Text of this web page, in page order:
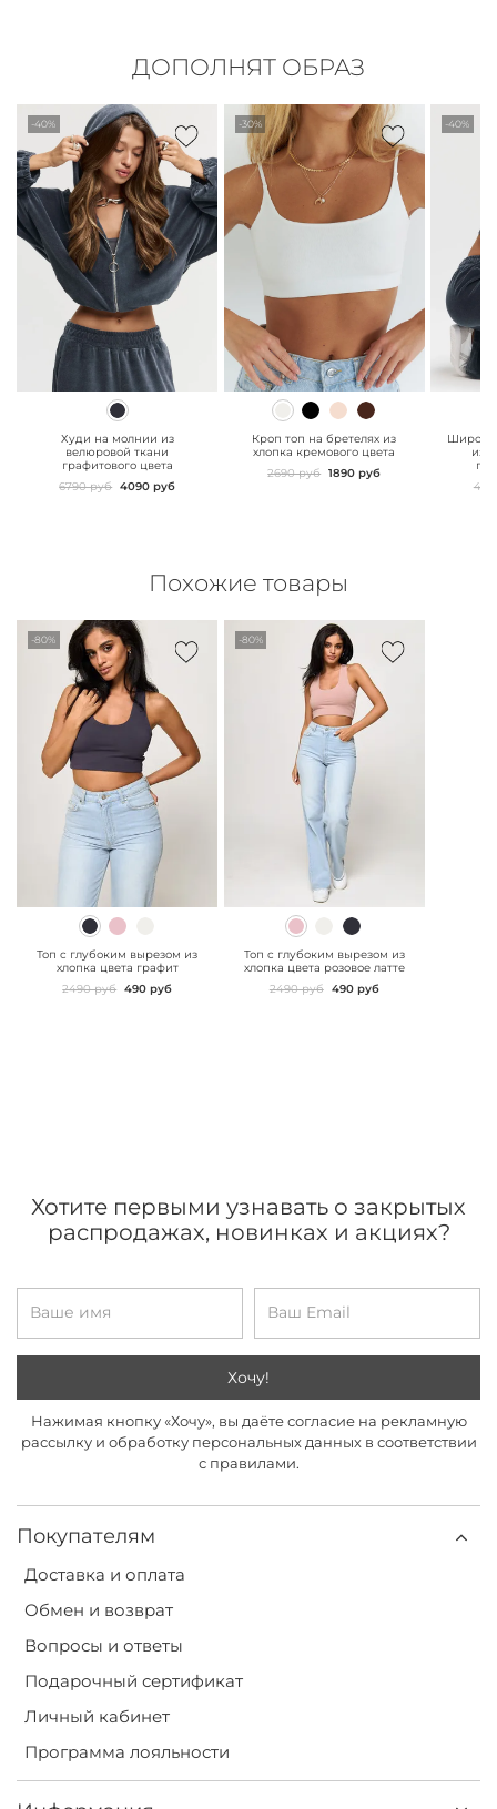
ДОПОЛНЯТ ОБРАЗ
-40%
" class="js-prevent-
Худи на молнии из
велюровой ткани
графитового цвета
6790 руб 4090 руб
-30%
" class="js-prevent-
images">
Кроп топ на бретелях из
хлопка кремового цвета
2690 руб 1890 руб
-40%
из
Похожие товары
-80%
" class="js-prevent-
images">
Топ с глубоким вырезом из
хлопка цвета графит
2490 руб 490 руб
-80%
" class="js-prevent-
images">
Топ с глубоким вырезом из
хлопка цвета розовое латте
2490 руб 490 руб
Покупателям
Доставка и оплата
Обмен и возврат
Вопросы и ответы
Подарочный сертификат
Личный кабинет
Программа лояльности
Хотите первыми узнавать о закрытых
распродажах, новинках и акциях?
Хочу!
Нажимая кнопку «Хочу», вы даёте согласие на рекламную
рассылку и обработку персональных данных в соответствии
с правилами.